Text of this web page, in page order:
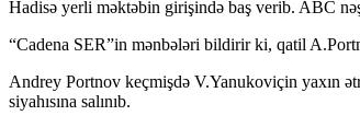
Hadisə yerli məktəbin girişində baş verib. ABC
“Cadena SER”in mənbələri bildirir ki, qatil
Andrey Portnov keçmişdə V.Yanukoviçin yaxın
siyahısına salınıb.